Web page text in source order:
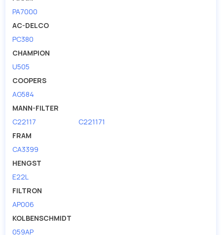
PA7000
AC-DELCO
PC380
CHAMPION
U505
COOPERS
AG584
MANN-FILTER
C22117
C221171
FRAM
CA3399
HENGST
E22L
FILTRON
AP006
KOLBENSCHMIDT
059AP